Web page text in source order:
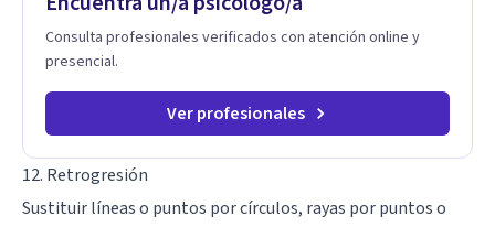
Consulta profesionales verificados con atención online y
presencial.
Ver profesionales
12. Retrogresión
Sustituir líneas o puntos por círculos, rayas por puntos o